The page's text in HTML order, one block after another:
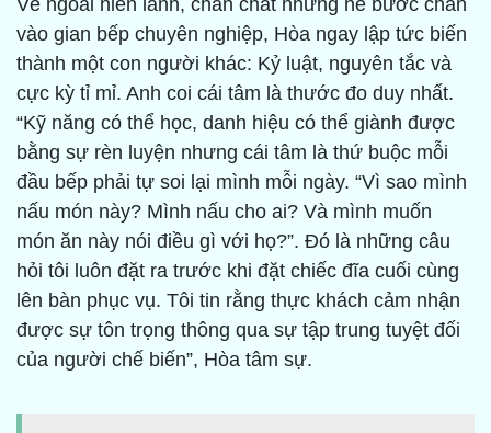
Vẻ ngoài hiền lành, chân chất nhưng hễ bước chân
vào gian bếp chuyên nghiệp, Hòa ngay lập tức biến
thành một con người khác: Kỷ luật, nguyên tắc và
cực kỳ tỉ mỉ. Anh coi cái tâm là thước đo duy nhất.
“Kỹ năng có thể học, danh hiệu có thể giành được
bằng sự rèn luyện nhưng cái tâm là thứ buộc mỗi
đầu bếp phải tự soi lại mình mỗi ngày. “Vì sao mình
nấu món này? Mình nấu cho ai? Và mình muốn
món ăn này nói điều gì với họ?”. Đó là những câu
hỏi tôi luôn đặt ra trước khi đặt chiếc đĩa cuối cùng
lên bàn phục vụ. Tôi tin rằng thực khách cảm nhận
được sự tôn trọng thông qua sự tập trung tuyệt đối
của người chế biến”, Hòa tâm sự.